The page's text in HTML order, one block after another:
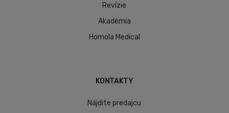
Revízie
Akadémia
Homola Medical
KONTAKTY
Nájdite predajcu